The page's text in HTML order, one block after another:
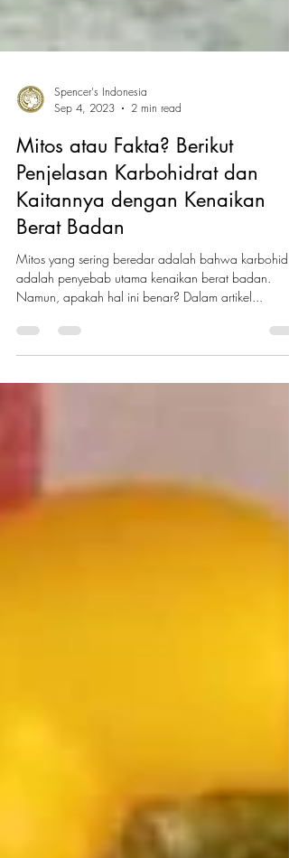
Sep 4, 2023
2 min read
Mitos atau Fakta? Berikut
Penjelasan Karbohidrat dan
Kaitannya dengan Kenaikan
Berat Badan
Mitos yang sering beredar adalah bahwa
Namun, apakah hal ini benar? Dalam artikel...